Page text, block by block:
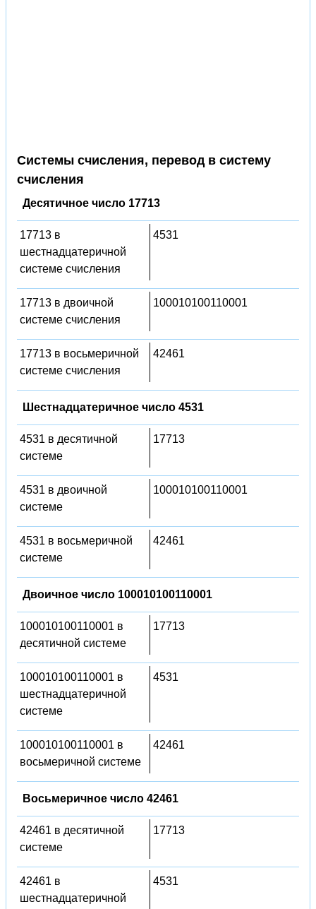
Системы счисления, перевод в систему
счисления
Десятичное число 17713
17713 в
шестнадцатеричной
системе счисления
4531
17713 в двоичной
системе счисления
100010100110001
17713 в восьмеричной
системе счисления
42461
Шестнадцатеричное число 4531
4531 в десятичной
системе
17713
4531 в двоичной
системе
100010100110001
4531 в восьмеричной
системе
42461
Двоичное число 100010100110001
100010100110001 в
десятичной системе
17713
100010100110001 в
шестнадцатеричной
системе
4531
100010100110001 в
восьмеричной системе
42461
Восьмеричное число 42461
42461 в десятичной
системе
17713
42461 в
шестнадцатеричной
4531